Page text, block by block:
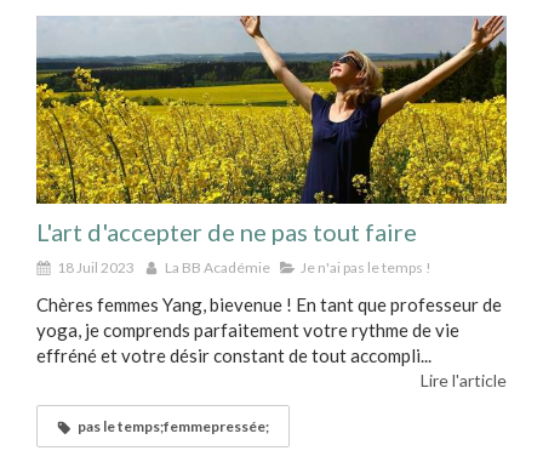
L'art d'accepter de ne pas tout faire
18 Juil 2023 La BB Académie Je n'ai pas le temps !
Chères femmes Yang, bievenue ! En tant que professeur de
yoga, je comprends parfaitement votre rythme de vie
effréné et votre désir constant de tout accompli...
Lire l'article
pas le temps;femmepressée;